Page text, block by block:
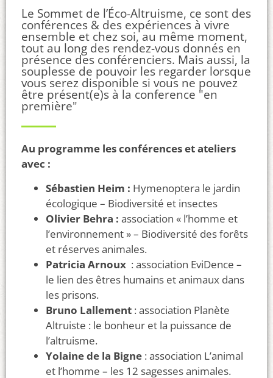
Le Sommet de l’Éco-Altruisme, ce sont des
conférences & des expériences à vivre
ensemble et chez soi, au même moment,
tout au long des rendez-vous donnés en
présence des conférenciers. Mais aussi, la
souplesse de pouvoir les regarder lorsque
vous serez disponible si vous ne pouvez
être présent(e)s à la conference "en
première"
Au programme les conférences et ateliers
avec :
Sébastien Heim : Hymenoptera le jardin
écologique – Biodiversité et insectes
Olivier Behra : association « l’homme et
l’environnement » – Biodiversité des forêts
et réserves animales.
Patricia Arnoux : association EviDence –
le lien des êtres humains et animaux dans
les prisons.
Bruno Lallement : association Planète
Altruiste : le bonheur et la puissance de
l’altruisme.
Yolaine de la Bigne : association L’animal
et l’homme – les 12 sagesses animales.